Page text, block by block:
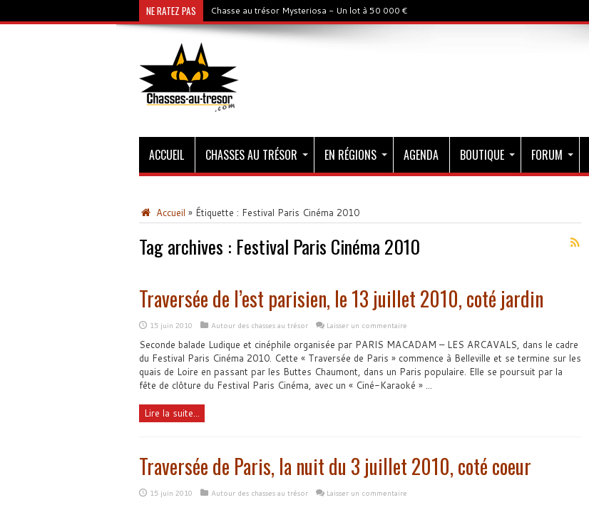
NE RATEZ PAS Chasse au trésor Mysteriosa - Un lot à 50 000 €
ACCUEIL CHASSES AU TRÉSOR EN RÉGIONS AGENDA BOUTIQUE FORUM
Accueil » Étiquette : Festival Paris Cinéma 2010
Tag archives : Festival Paris Cinéma 2010
Traversée de l’est parisien, le 13 juillet 2010, coté jardin
15 juin 2010 Autour des chasses au trésor Laisser un commentaire
Seconde balade Ludique et cinéphile organisée par PARIS MACADAM – LES ARCAVALS, dans le cadre
du Festival Paris Cinéma 2010. Cette « Traversée de Paris » commence à Belleville et se termine sur les
quais de Loire en passant par les Buttes Chaumont, dans un Paris populaire. Elle se poursuit par la
fête de clôture du Festival Paris Cinéma, avec un « Ciné-Karaoké » ...
Lire la suite...
Traversée de Paris, la nuit du 3 juillet 2010, coté coeur
15 juin 2010 Autour des chasses au trésor Laisser un commentaire